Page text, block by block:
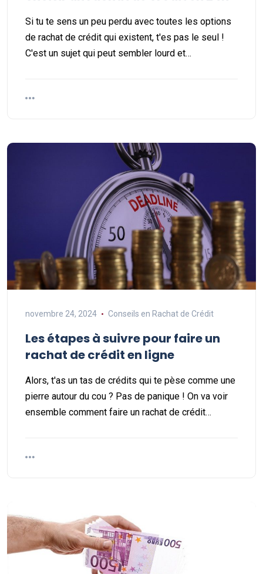
Si tu te sens un peu perdu avec toutes les options
de rachat de crédit qui existent, t'es pas le seul !
C'est un sujet qui peut sembler lourd et…
novembre 24, 2024 Conseils en Rachat de Crédit
Les étapes à suivre pour faire un
rachat de crédit en ligne
Alors, t'as un tas de crédits qui te pèse comme une
pierre autour du cou ? Pas de panique ! On va voir
ensemble comment faire un rachat de crédit…